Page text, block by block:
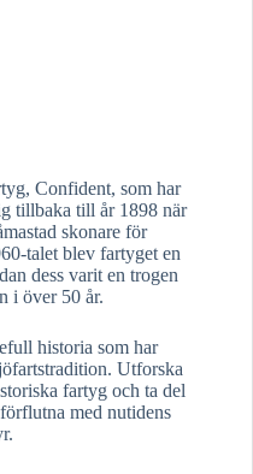
Confident, som har
tillbaka till år 1898 när
skonare för
talet blev fartyget en
dess varit en trogen
i över 50 år.
historia som har
Utforska
fartyg och ta del
med nutidens